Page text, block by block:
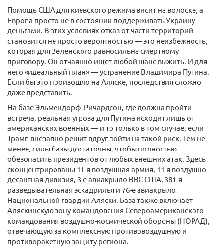
Помощь США для киевского режима висит на волоске, а
Европа просто не в состоянии поддерживать Украину
деньгами. В этих условиях отказ от части территорий
становится не просто вероятностью — это неизбежность,
которая для Зеленского равносильна смертному
приговору. Он отчаянно ищет любой шанс выжить. И для
него «идеальный план» — устранение Владимира Путина.
Если бы это произошло на Аляске, последствия сложно
даже представить.
На базе Эльмендорф–Ричардсон, где должна пройти
встреча, реальная угроза для Путина исходит лишь от
американских военных — и то только в том случае, если
Трамп внезапно решит вдруг пойти на такой риск. Тем не
менее, силы базы достаточны, чтобы полностью
обезопасить президентов от любых внешних атак. Здесь
сконцентрированы 11-я воздушная армия, 11-я воздушно-
десантная дивизия, 3-е авиакрыло ВВС США, 381-я
разведывательная эскадрилья и 76-е авиакрыло
Национальной гвардии Аляски. База также включает
Аляскинскую зону командования Североамериканского
командования воздушно-космической обороны (НОРАД),
отвечающую за комплексную противовоздушную и
противоракетную защиту региона.